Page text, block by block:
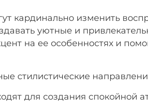
кардинально изменить
уютные и
на ее особенностях и
стилистические
для создания спокойной